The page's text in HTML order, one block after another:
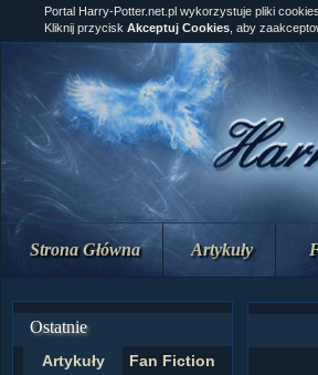
Strona Główna Artykuły
Ostatnie
Artykuły Fan Fiction
Portal Harry-Potter.net.pl wykorzystuje pliki
Kliknij przycisk Akceptuj Cookies , aby